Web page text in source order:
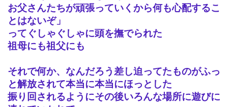
お父さんたちが頑張っていくから何も心配するこ
とはないぞ」
ってぐしゃぐしゃに頭を撫でられた
祖母にも祖父にも
それで何か、なんだろう差し迫ってたものがふっ
と解放されて本当に本当にほっとした
振り回されるようにその後いろんな場所に遊びに